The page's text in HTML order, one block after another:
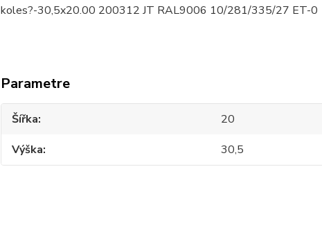
koles?-30,5x20.00 200312 JT RAL9006 10/281/335/27 ET-0
Parametre
Šířka
20
Výška
30,5